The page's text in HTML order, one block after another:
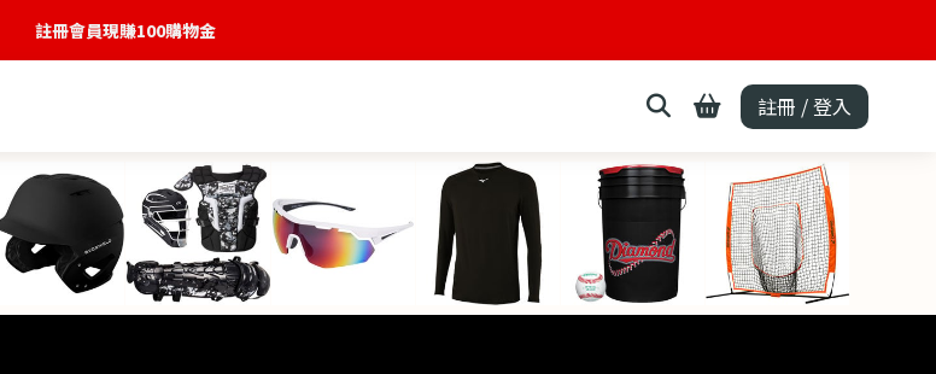
全新網站建構中
註冊 / 登入